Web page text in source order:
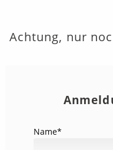
Achtung, nur
Name*